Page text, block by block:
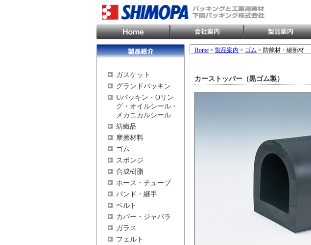
ガスケット
グランドパッキン
Uパッキン・Oリン
グ・オイルシール・
メカニカルシール
紡織品
摩擦材料
ゴム
スポンジ
合成樹脂
ホース・チューブ
バンド・継手
ベルト
カバー・ジャバラ
ガラス
フェルト
Home > 製品案内 > ゴム > 防舷材・緩衝材
カーストッパー（黒ゴム製）